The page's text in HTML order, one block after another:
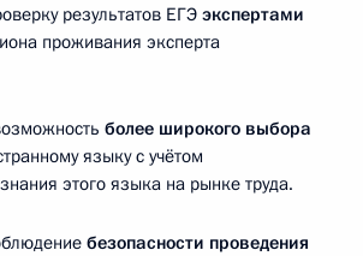
результатов ЕГЭ экспертами
проживания эксперта
более широкого выбора
языку с учётом
этого языка на рынке труда.
безопасности проведения